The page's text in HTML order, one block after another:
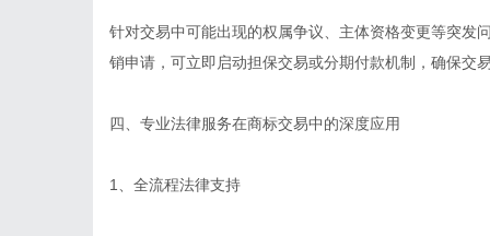
针对交易中可能出现的权属争议、主体资格变更等突发
销申请，可立即启动担保交易或分期付款机制，确保交
四、专业法律服务在商标交易中的深度应用
1、全流程法律支持